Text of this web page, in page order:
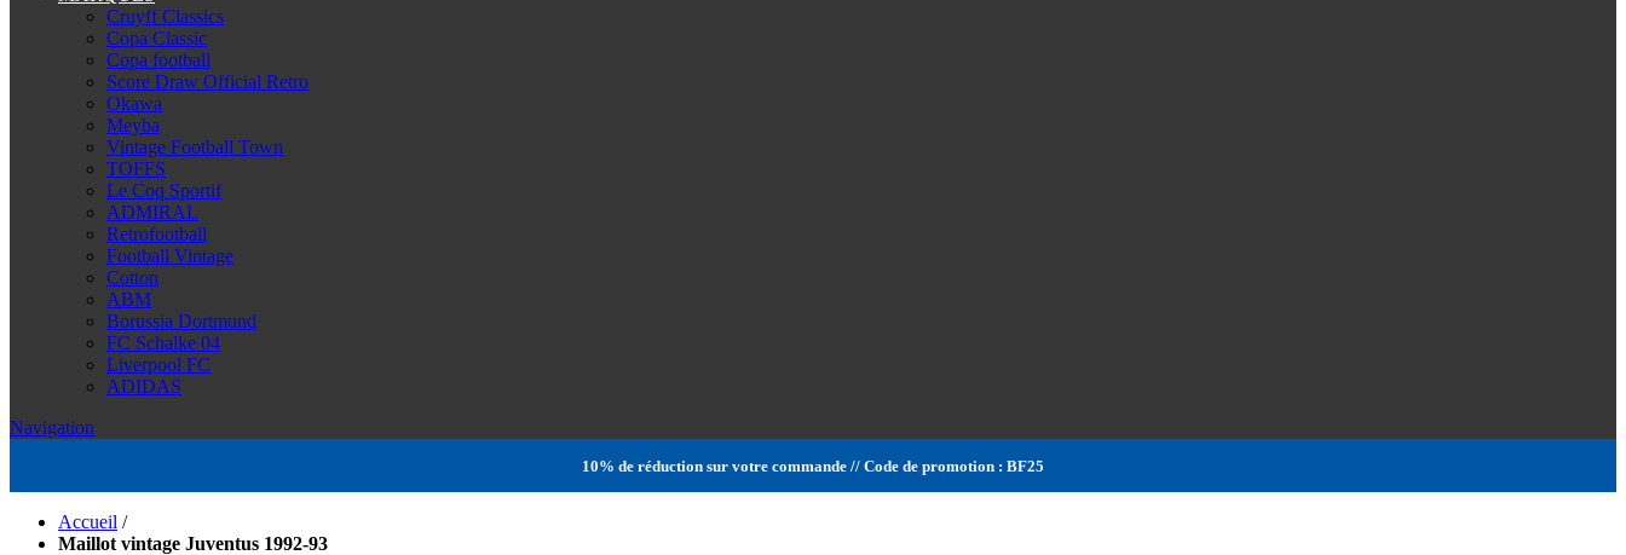
Cruyff Classics
Copa Classic
Copa football
Score Draw Official Retro
Okawa
Meyba
Vintage Football Town
TOFFS
Le Coq Sportif
ADMIRAL
Retrofootball
Football Vintage
Cotton
ABM
Borussia Dortmund
FC Schalke 04
Liverpool FC
ADIDAS
Navigation
10% de réduction sur votre commande // Code de promotion : BF25
Accueil /
Maillot vintage Juventus 1992-93